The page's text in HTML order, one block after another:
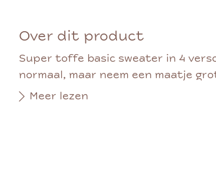
Over dit product
Super toffe basic sweater in 4
normaal, maar neem een maatje
Meer lezen